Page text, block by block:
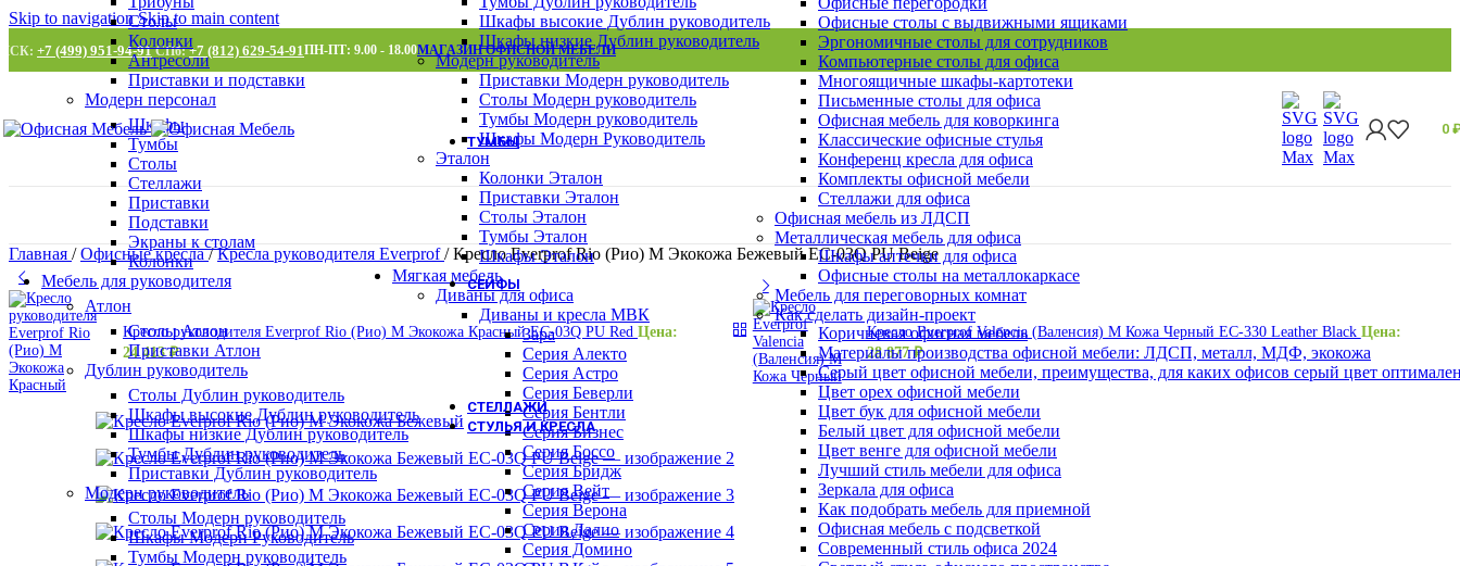
Skip to navigationSkip to main content
+7 (499) 951-94-91 СПб:+7 (812) 629-54-91ПН-ПТ: 9.00 - 18.00МАГАЗИН ОФИСНОЙ МЕБЕЛИ
Офисные столы с выдвижными ящиками
Эргономичные столы для сотрудников
Компьютерные столы для офиса
Многоящичные шкафы-картотеки
Письменные столы для офиса
Офисная мебель для коворкинга
Классические офисные стулья
Конференц кресла для офиса
Комплекты офисной мебели
Стеллажи для офиса
Офисная мебель из ЛДСП
Металлическая мебель для офиса
Шкафы аптечки для офиса
Офисные столы на металлокаркасе
Мебель для переговорных комнат
Как сделать дизайн-проект
Коричневая офисная мебель
Материалы производства офисной мебели: ЛДСП, металл, МДФ, экокожа
Серый цвет офисной мебели, преимущества, для каких офисов серый цвет
Цвет орех офисной мебели
Цвет бук для офисной мебели
Белый цвет для офисной мебели
Цвет венге для офисной мебели
Лучший стиль мебели для офиса
Зеркала для офиса
Как подобрать мебель для приемной
Офисная мебель с подсветкой
Современный стиль офиса 2024
Шкафы высокие Дублин руководитель
Шкафы низкие Дублин руководитель
Модерн руководитель
Приставки Модерн руководитель
Столы Модерн руководитель
Тумбы Модерн руководитель
Шкафы Модерн Руководитель
Эталон
Колонки Эталон
Приставки Эталон
Столы Эталон
Тумбы Эталон
Шкафы Эталон
Мягкая мебель
Диваны для офиса
Диваны и кресла МВК
Зара
Серия Алекто
Серия Астро
Серия Беверли
Серия Бентли
Серия Бизнес
Серия Боссо
Серия Бридж
Серия Вейт
Серия Верона
Серия Далио
Серия Домино
0
Столы
Колонки
Антресоли
Приставки и подставки
Модерн персонал
Шкафы
Тумбы
Столы
Стеллажи
Приставки
Подставки
Экраны к столам
Колонки
Мебель для руководителя
Атлон
Столы Атлон
Приставки Атлон
Дублин руководитель
Столы Дублин руководитель
Шкафы высокие Дублин руководитель
Шкафы низкие Дублин руководитель
Тумбы Дублин руководитель
Приставки Дублин руководитель
Модерн руководитель
Столы Модерн руководитель
Шкафы Модерн Руководитель
Тумбы Модерн руководитель
ВСЕ СТОЛЫ
Шкафы Эталон
Шкафы для сумок
Архивные шкафы
Бухгалтерские шкафы
Картотечные шкафы
Шкафы для раздевалок
Смотреть все шкафы
ВСЕ ШКАФЫ
ТУМБЫ
Тумбы Эталон
Тумбы Модерн персонал
Тумбы Модерн руководитель
Тумбы монолит персонал
Смотреть все тумбы
ВСЕ ТУМБЫ
СЕЙФЫ
Взломостойкие сейфы
Офисно-мебельные сейфы
Офисные сейфы
Мебельные сейфы
Оружейные сейфы
СТЕЛЛАЖИ
СТУЛЬЯ И КРЕСЛА
Кресла для персонала
Кресла руководителя
Барные стулья
Геймерские кресла
Детские кресла
Кресла для отдыха
Главная / Офисные кресла/ Кресла руководителя Everprof/ Кресло Everprof Rio (Рио) M Экокожа Бежевый EC-03Q PU Beige
Кресло руководителя Everprof Rio (Рио) M Экокожа Красный EC-03Q PU Red Цена:
24 413₽
Кресло Everprof Valencia (Валенсия) M Кожа Черный EC-330 Leather Black Цена:
28 877₽